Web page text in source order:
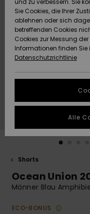
HILFE & KONTAKT
NACHHALTIGKEIT
SHOPS
QUIKSILVER APP
WUNSCHLISTE
Shorts
Ocean Union
Männer Blau
ECO-BONUS
und zu verbessern. Sie
Sie Cookies, die Ihrer
ablehnen oder sich
betreffenden Cookies
Cookies zur Messung
Informationen finden Sie
Datenschutzrichtlinie
Alle